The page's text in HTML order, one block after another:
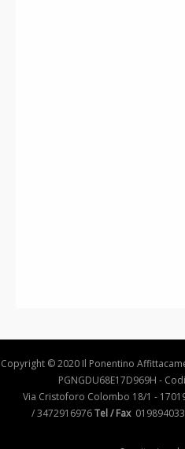
Copyright © 2020 Il Ponentino
PGNGDU68E17D969H -
Via Cristoforo Colombo 18/1 -
/ 3472916976Tel / Fax